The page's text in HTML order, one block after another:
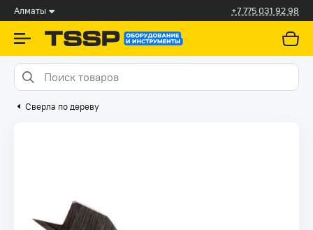
Алматы +7 775 031 92 98
Сверла по дереву